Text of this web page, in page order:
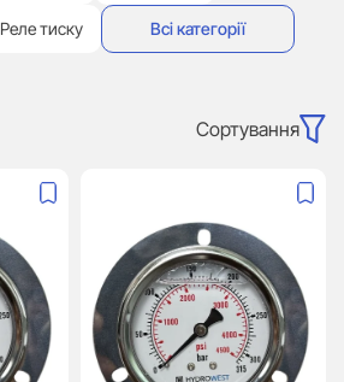
Реле тиску Всі категорії
Сортування